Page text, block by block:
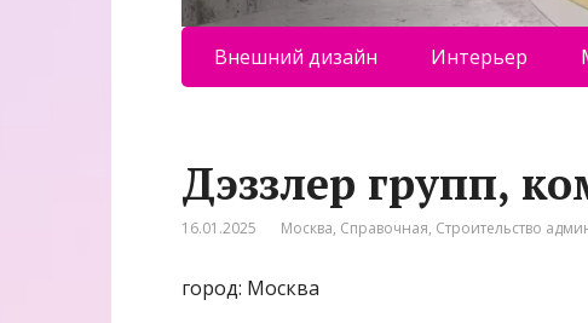
Внешний дизайн Интерьер
Дэззлер групп,
16.01.2025 Москва, Справочная, Строительство
город: Москва